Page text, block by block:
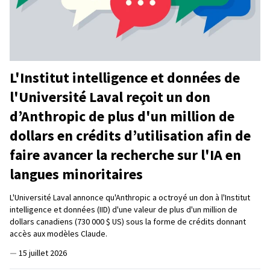
L'Institut intelligence et données de
l'Université Laval reçoit un don
d’Anthropic de plus d'un million de
dollars en crédits d’utilisation afin de
faire avancer la recherche sur l'IA en
langues minoritaires
L'Université Laval annonce qu'Anthropic a octroyé un don à l'Institut
intelligence et données (IID) d'une valeur de plus d'un million de
dollars canadiens (730 000 $ US) sous la forme de crédits donnant
accès aux modèles Claude.
— 15 juillet 2026